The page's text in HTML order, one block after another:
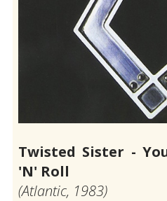
Twisted Sister -
'N' Roll
(Atlantic, 1983)